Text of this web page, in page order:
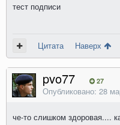
тест подписи
Цитата Наверх
pvo77 27
Опубликовано: 28
че-то слишком здоровая....